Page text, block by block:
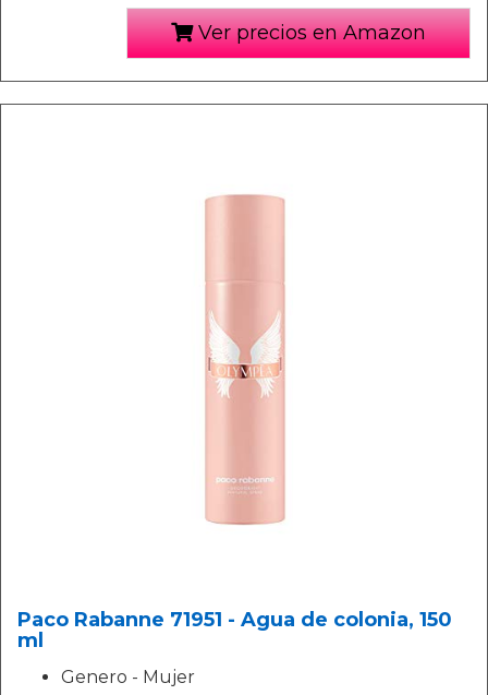
Ver precios en Amazon
Paco Rabanne 71951 - Agua de colonia, 150
ml
Genero - Mujer